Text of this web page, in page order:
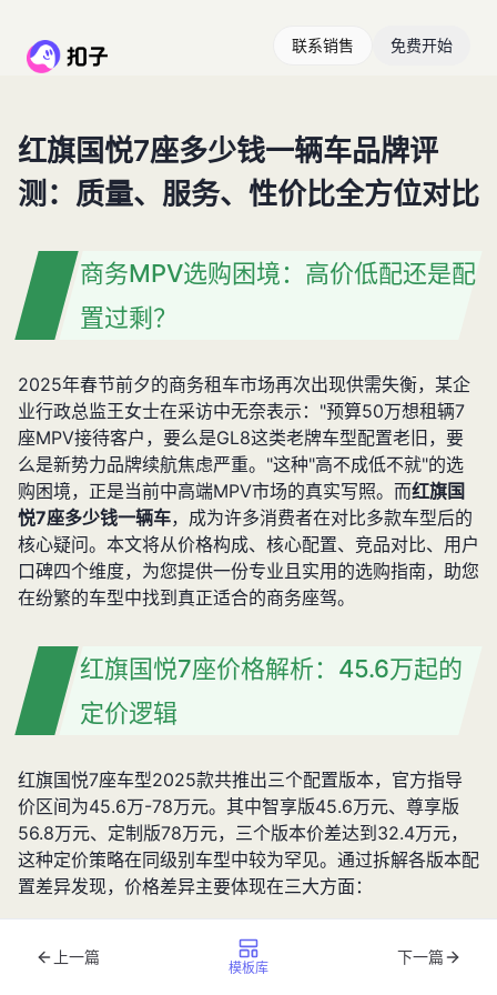
联系销售 免费开始
红旗国悦7座多少钱一辆车品牌评
测：质量、服务、性价比全方位对比
商务MPV选购困境：高价低配还是配
置过剩？
2025年春节前夕的商务租车市场再次出现供需失衡，某企
业行政总监王女士在采访中无奈表示："预算50万想租辆7
座MPV接待客户，要么是GL8这类老牌车型配置老旧，要
么是新势力品牌续航焦虑严重。"这种"高不成低不就"的选
购困境，正是当前中高端MPV市场的真实写照。而红旗国
悦7座多少钱一辆车，成为许多消费者在对比多款车型后的
核心疑问。本文将从价格构成、核心配置、竞品对比、用户
口碑四个维度，为您提供一份专业且实用的选购指南，助您
在纷繁的车型中找到真正适合的商务座驾。
红旗国悦7座价格解析：45.6万起的
定价逻辑
红旗国悦7座车型2025款共推出三个配置版本，官方指导
价区间为45.6万-78万元。其中智享版45.6万元、尊享版
56.8万元、定制版78万元，三个版本价差达到32.4万元，
这种定价策略在同级别车型中较为罕见。通过拆解各版本配
置差异发现，价格差异主要体现在三大方面：
动力系统：全系标配3.0T V6机械增压发动机+48V轻混系
统，最大功率265kW，峰值扭矩500N·m，动力参数在同
上一篇
模板库
下一篇